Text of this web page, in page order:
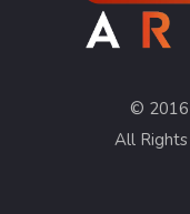
©
All